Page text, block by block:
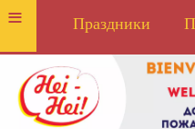
≡ Праздники